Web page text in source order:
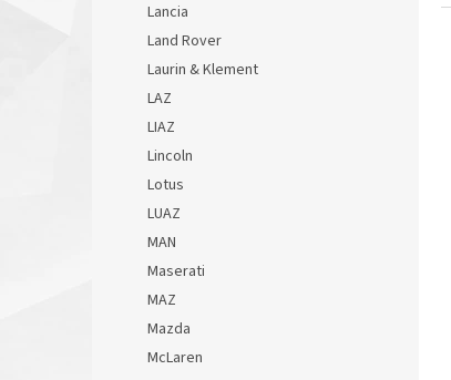
Lancia
Land Rover
Laurin & Klement
LAZ
LIAZ
Lincoln
Lotus
LUAZ
MAN
Maserati
MAZ
Mazda
McLaren